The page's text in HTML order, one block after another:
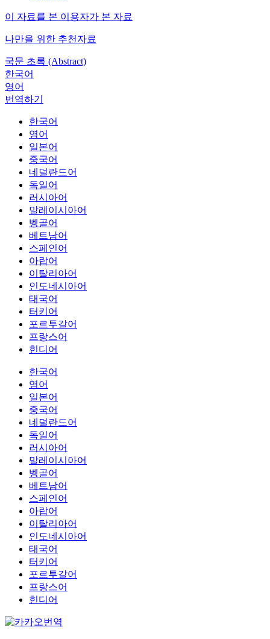
이 자료를 본 이용자가 본 자료
나만을 위한 추천자료
국문 초록 (Abstract)
한국어
영어
번역하기
한국어
영어
일본어
중국어
네덜란드어
독일어
러시아어
말레이시아어
벵골어
베트남어
스페인어
아랍어
이탈리아어
인도네시아어
태국어
터키어
포르투갈어
프랑스어
힌디어
한국어
영어
일본어
중국어
네덜란드어
독일어
러시아어
말레이시아어
벵골어
베트남어
스페인어
아랍어
이탈리아어
인도네시아어
태국어
터키어
포르투갈어
프랑스어
힌디어